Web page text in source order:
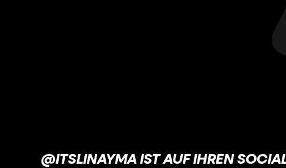
@ITSLINAYMA IST AUF IHREN